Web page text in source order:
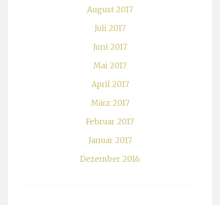
August 2017
Juli 2017
Juni 2017
Mai 2017
April 2017
März 2017
Februar 2017
Januar 2017
Dezember 2016